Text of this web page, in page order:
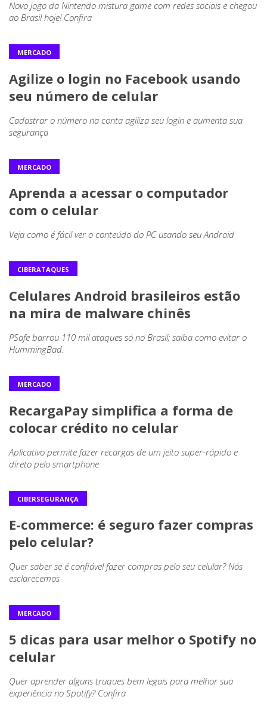
Novo jogo da Nintendo mistura game com redes sociais e chegou
ao Brasil hoje! Confira
MERCADO
Agilize o login no Facebook usando
seu número de celular
Cadastrar o número na conta agiliza seu login e aumenta sua
segurança
MERCADO
Aprenda a acessar o computador
com o celular
Veja como é fácil ver o conteúdo do PC usando seu Android
CIBERATAQUES
Celulares Android brasileiros estão
na mira de malware chinês
PSafe barrou 110 mil ataques só no Brasil; saiba como evitar o
HummingBad.
MERCADO
RecargaPay simplifica a forma de
colocar crédito no celular
Aplicativo permite fazer recargas de um jeito super-rápido e
direto pelo smartphone
CIBERSEGURANÇA
E-commerce: é seguro fazer compras
pelo celular?
Quer saber se é confiável fazer compras pelo seu celular? Nós
esclarecemos
MERCADO
5 dicas para usar melhor o Spotify no
celular
Quer aprender alguns truques bem legais para melhor sua
experiência no Spotify? Confira